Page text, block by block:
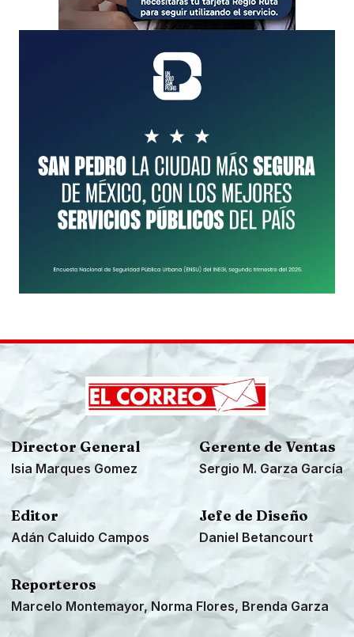
Director General
Isia Marques Gomez
Gerente de Ventas
Sergio M. Garza García
Editor
Adán Caluido Campos
Jefe de Diseño
Daniel Betancourt
Reporteros
Marcelo Montemayor, Norma Flores, Brenda Garza